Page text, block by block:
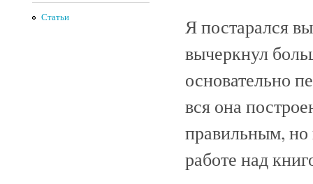
Статьи
Я постарался
вычеркнул
основательно
вся она
правильным, но
работе над